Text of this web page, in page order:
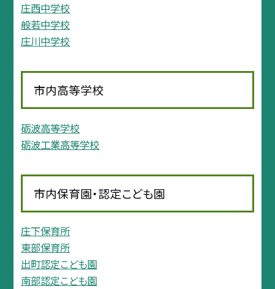
庄西中学校
般若中学校
庄川中学校
市内高等学校
砺波高等学校
砺波工業高等学校
市内保育園・認定こども園
庄下保育所
東部保育所
出町認定こども園
南部認定こども園